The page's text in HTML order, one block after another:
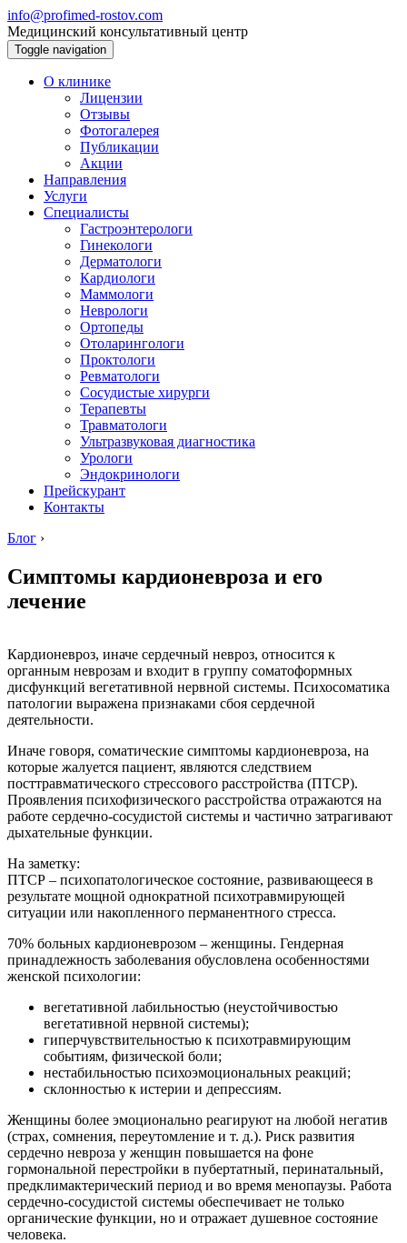
info@profimed-rostov.com
Медицинский консультативный центр
Toggle navigation
О клинике
Лицензии
Отзывы
Фотогалерея
Публикации
Акции
Направления
Услуги
Специалисты
Гастроэнтерологи
Гинекологи
Дерматологи
Кардиологи
Маммологи
Неврологи
Ортопеды
Отоларингологи
Проктологи
Ревматологи
Сосудистые хирурги
Терапевты
Травматологи
Ультразвуковая диагностика
Урологи
Эндокринологи
Прейскурант
Контакты
Блог ›
Симптомы кардионевроза и его
лечение
Кардионевроз, иначе сердечный невроз, относится к
органным неврозам и входит в группу соматоформных
дисфункций вегетативной нервной системы. Психосоматика
патологии выражена признаками сбоя сердечной
деятельности.
Иначе говоря, соматические симптомы кардионевроза, на
которые жалуется пациент, являются следствием
посттравматического стрессового расстройства (ПТСР).
Проявления психофизического расстройства отражаются на
работе сердечно-сосудистой системы и частично затрагивают
дыхательные функции.
На заметку:
ПТСР – психопатологическое состояние, развивающееся в
результате мощной однократной психотравмирующей
ситуации или накопленного перманентного стресса.
70% больных кардионеврозом – женщины. Гендерная
принадлежность заболевания обусловлена особенностями
женской психологии:
вегетативной лабильностью (неустойчивостью
вегетативной нервной системы);
гиперчувствительностью к психотравмирующим
событиям, физической боли;
нестабильностью психоэмоциональных реакций;
склонностью к истерии и депрессиям.
Женщины более эмоционально реагируют на любой негатив
(страх, сомнения, переутомление и т. д.). Риск развития
сердечно невроза у женщин повышается на фоне
гормональной перестройки в пубертатный, перинатальный,
предклимактерический период и во время менопаузы. Работа
сердечно-сосудистой системы обеспечивает не только
органические функции, но и отражает душевное состояние
человека.